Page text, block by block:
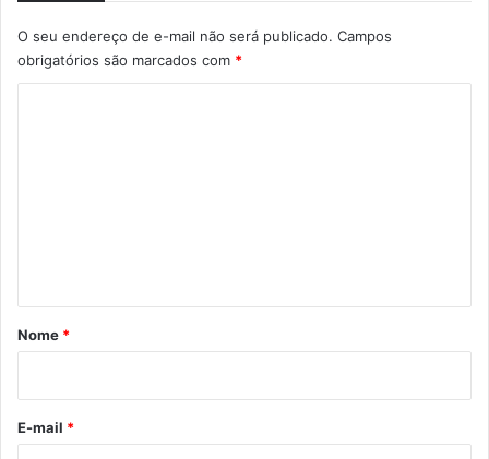
O seu endereço de e-mail não será publicado. Campos
obrigatórios são marcados com *
r
*
Nome *
E-mail *